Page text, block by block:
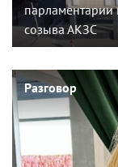
парламентарии
созыва АКЗС
Разговор